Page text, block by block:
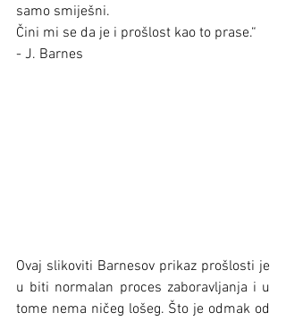
samo smiješni.
Čini mi se da je i prošlost kao to prase.“
- J. Barnes
Ovaj slikoviti Barnesov prikaz prošlosti je
u biti normalan proces zaboravljanja i u
tome nema ničeg lošeg. Što je odmak od